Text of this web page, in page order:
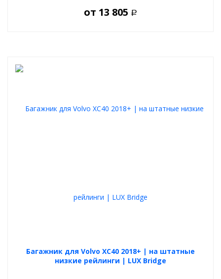
от 13 805 Р
Багажник для Volvo XC40 2018+ | на штатные
низкие рейлинги | LUX Bridge